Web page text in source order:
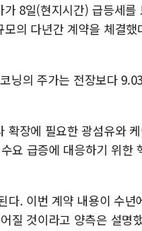
8일(현지시간) 급등세를
의 다년간 계약을 체결
닝의 주가는 전장보다
확장에 필요한 광섬유와
요 급증에 대응하기 위한
. 이번 계약 내용이 수년
질 것이라고 양측은 설명